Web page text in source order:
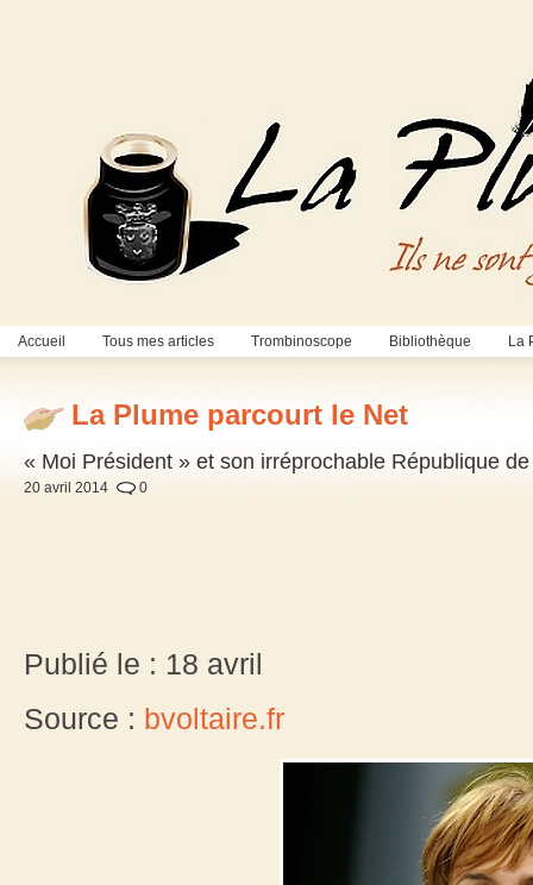
Accueil Tous mes articles Trombinoscope Bibliothèque La
La Plume parcourt le Net
« Moi Président » et son irréprochable République
20 avril 2014 0
Publié le : 18 avril
Source : bvoltaire.fr